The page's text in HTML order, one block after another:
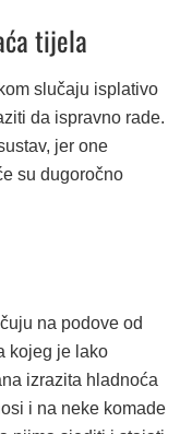
tijela
slučaju isplativo
da ispravno rade.
jer one
su dugoročno
na podove od
kojeg je lako
izrazita hladnoća
i na neke komade